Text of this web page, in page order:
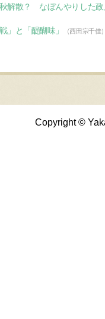
解散？ なぼんやりした政
」と「醍醐味」 （西田宗千佳
Copyright ©